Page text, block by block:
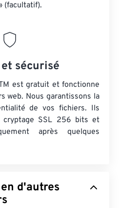
(facultatif).
sécurisé
est gratuit et fonctionne
web. Nous garantissons la
de vos fichiers. Ils
cryptage SSL 256 bits et
après quelques